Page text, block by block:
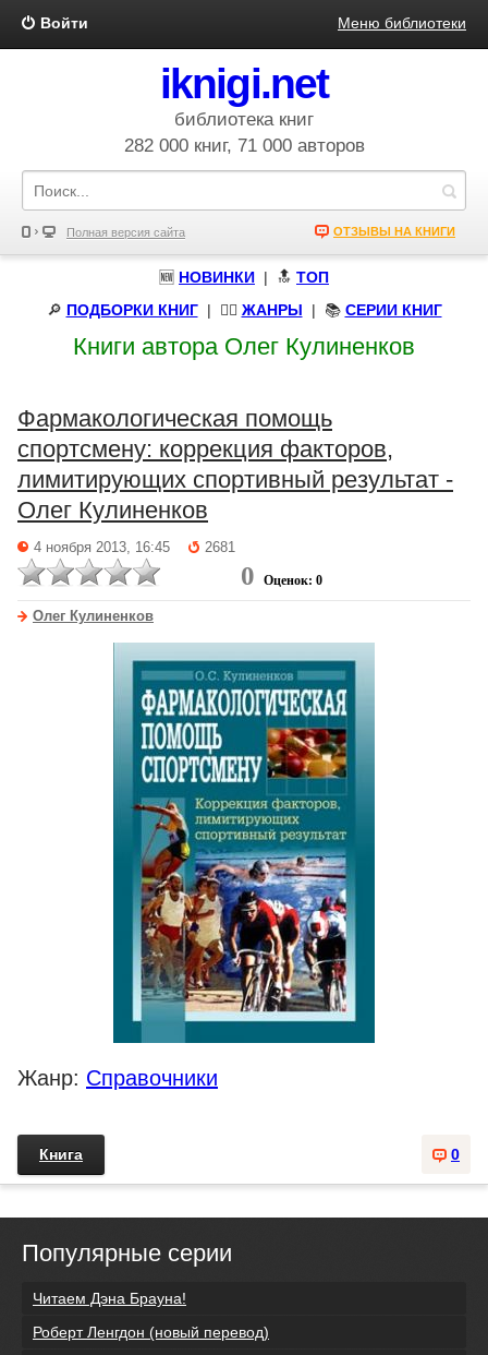
Войти Меню библиотеки
iknigi.net
библиотека книг
282 000 книг, 71 000 авторов
Полная версия сайта ОТЗЫВЫ НА КНИГИ
🆕 НОВИНКИ | 🔝 ТОП
🔎 ПОДБОРКИ КНИГ| 🧝‍♀️ ЖАНРЫ | 📚 СЕРИИ КНИГ
Книги автора Олег Кулиненков
Фармакологическая помощь
спортсмену: коррекция факторов,
лимитирующих спортивный результат -
Олег Кулиненков
4 ноября 2013, 16:45 2681
0 Оценок: 0
Олег Кулиненков
Жанр: Справочники
0
Книга
Популярные серии
Читаем Дэна Брауна!
Роберт Ленгдон (новый перевод)